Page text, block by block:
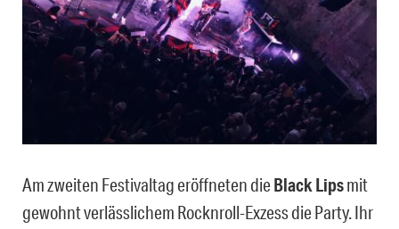
Am zweiten Festivaltag eröffneten dieBlack Lipsmit
gewohnt verlässlichem Rocknroll-Exzess die Party. Ihr